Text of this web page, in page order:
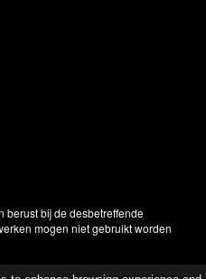
berust bij de desbetreffende
mogen niet gebruikt worden